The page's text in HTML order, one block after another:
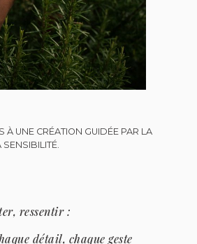
À UNE CRÉATION GUIDÉE PAR LA
SENSIBILITÉ.
ressentir :
détail, chaque geste